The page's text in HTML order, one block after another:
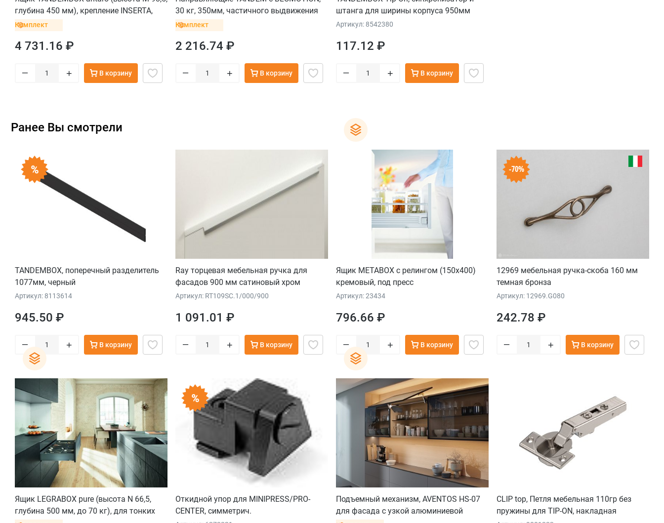
глубина 450 мм), крепление INSERTA,
черный
Комплект
4 731.16 ₽
– + В корзину
30 кг, 350мм, частичного выдвижения
для боковин 11-16 мм, комплект
Комплект
2 216.74 ₽
– + В корзину
штанга для ширины корпуса 950мм
Артикул: 8542380
117.12 ₽
– + В корзину
Ранее Вы смотрели
TANDEMBOX, поперечный разделитель
1077мм, черный
Артикул: 8113614
945.50 ₽
– + В корзину
Ray торцевая мебельная ручка для
фасадов 900 мм сатиновый хром
Артикул: RT109SC.1/000/900
1 091.01 ₽
– + В корзину
Ящик METABOX с релингом (150х400)
кремовый, под пресс
Артикул: 23434
796.66 ₽
– + В корзину
-70%
12969 мебельная ручка-скоба 160 мм
темная бронза
Артикул: 12969.G080
242.78 ₽
– + В корзину
Ящик LEGRABOX pure (высота N 66,5,
глубина 500 мм, до 70 кг), для тонких
Откидной упор для MINIPRESS/PRO-
CENTER, симметрич.
Подъемный механизм, AVENTOS HS-07
для фасада с узкой алюминиевой
CLIP top, Петля мебельная 110гр без
пружины для TIP-ON, накладная